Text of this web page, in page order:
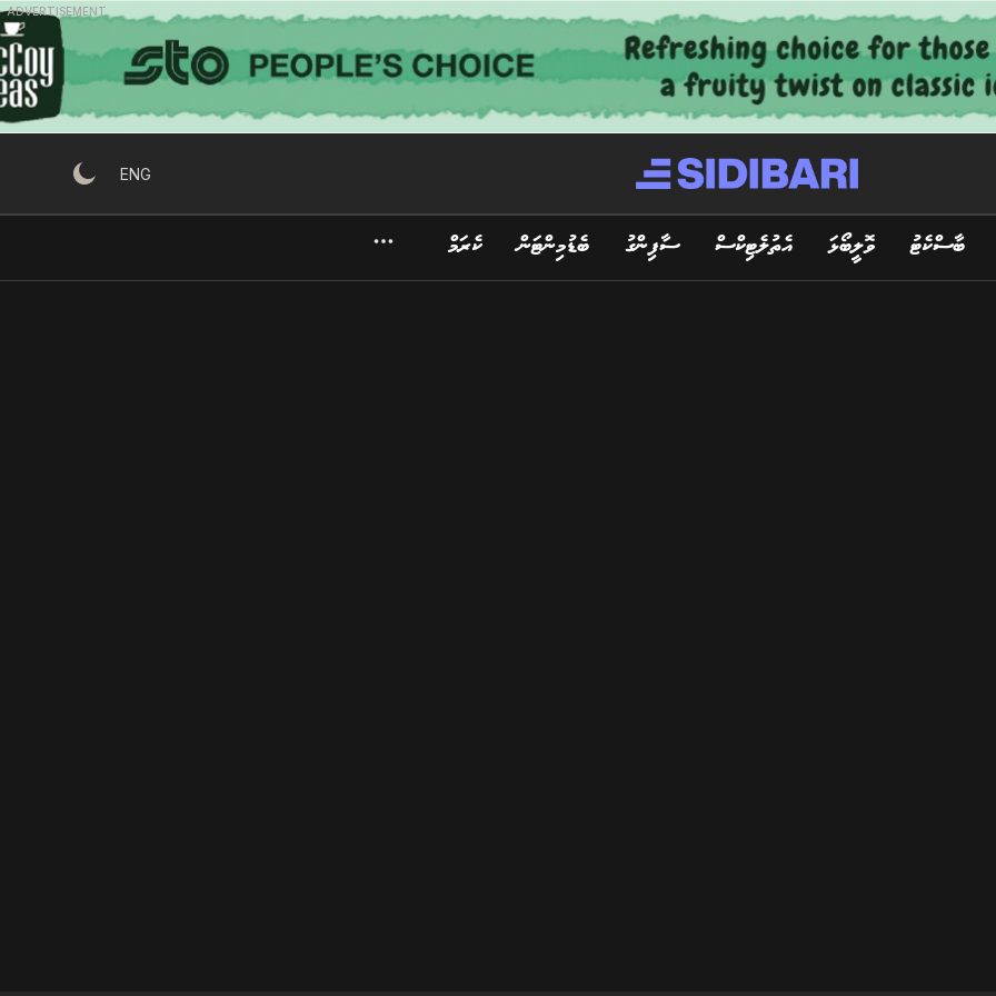
ADVERTISEMENT
ENG
ބާސްކެޓު ވޮލީބޯޅަ އެތުލެޓިކްސް ސާފިންގު ބެޑުމިންޓަން ކެރަމް